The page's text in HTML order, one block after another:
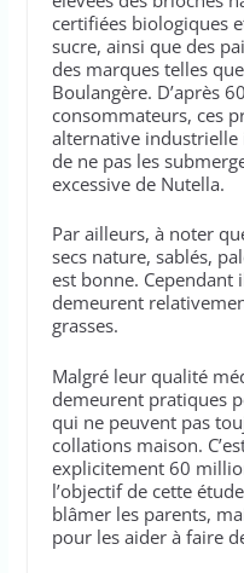
certifiées biologiques
sucre, ainsi que des
des marques telles
Boulangère. D’après
consommateurs, ces
alternative industrielle
de ne pas les
excessive de Nutella.
Par ailleurs, à noter
secs nature, sablés,
est bonne. Cependant
demeurent
grasses.
Malgré leur qualité
demeurent pratiques
qui ne peuvent pas
collations maison.
explicitement 60
l’objectif de cette
blâmer les parents,
pour les aider à faire